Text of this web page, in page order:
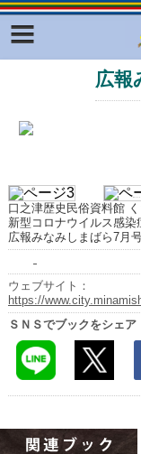
広報
口之津歴史民俗資料館
新型コロナウイルス感
広報みなみしまばら7月
ウェブサイト：
https://
ＳＮＳでブックをシェア
Facebook
ふくいろキラリプ
ラリー（TOKYO
はじめてご利用さ
コンテンツ
広報誌ナビ
明治日本の産業革
長崎と天草地方
関連遺産
大学・専門学校ナ
小・中学校ナビ